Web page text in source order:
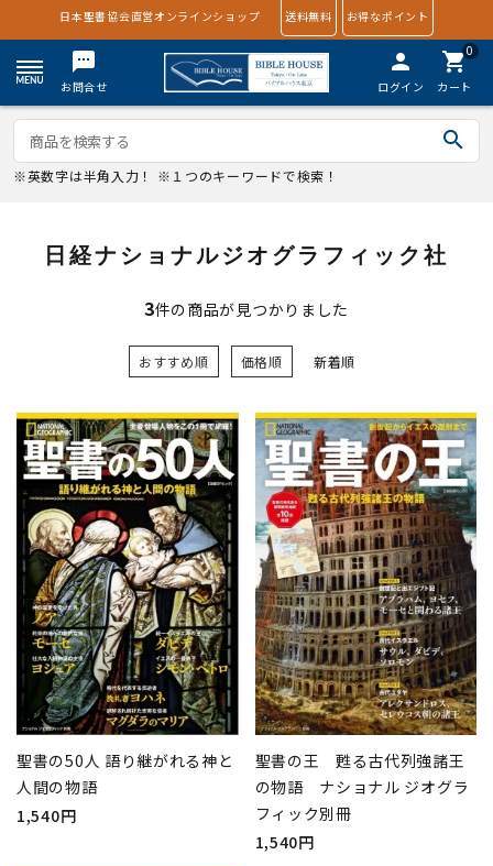
日本聖書協会直営オンラインショップ 送料無料 お得なポイント
textsms
お問合せ
person
ログイン
0
shopping_cart
カート
search
※英数字は半角入力！ ※１つのキーワードで検索！
日経ナショナルジオグラフィック社
3件の商品が見つかりました
おすすめ順 価格順 新着順
聖書の50人 語り継がれる神と
人間の物語
1,540円
聖書の王 甦る古代列強諸王
の物語 ナショナル ジオグラ
フィック別冊
1,540円